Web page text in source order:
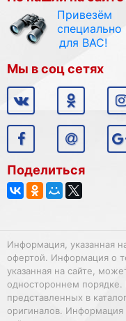
Привезём
специально
для ВАС!
Мы в соц сетях
Поделиться
Информация, указанная
офертой. Информация о
указанная на сайте,
одностороннем порядке.
представленных в
оригиналов. Информация